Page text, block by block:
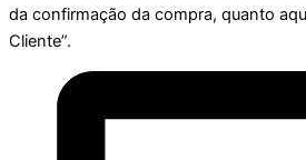
da confirmação da compra, quanto
Cliente”.